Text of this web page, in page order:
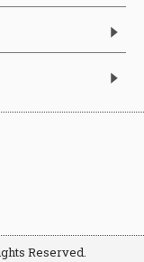
Reserved.